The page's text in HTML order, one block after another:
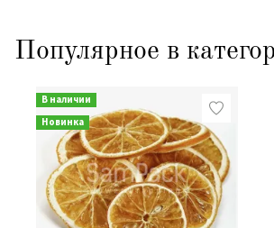
Популярное в
В наличии
Новинка